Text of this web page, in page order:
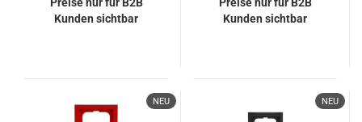
Kunden sichtbar
Kunden sichtbar
NEU NEU